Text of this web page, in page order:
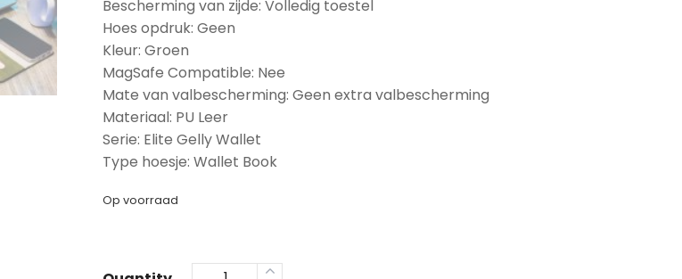
Bescherming van zijde: Volledig toestel
Hoes opdruk: Geen
Kleur: Groen
MagSafe Compatible: Nee
Mate van valbescherming: Geen extra valbescherming
Materiaal: PU Leer
Serie: Elite Gelly Wallet
Type hoesje: Wallet Book
Op voorraad